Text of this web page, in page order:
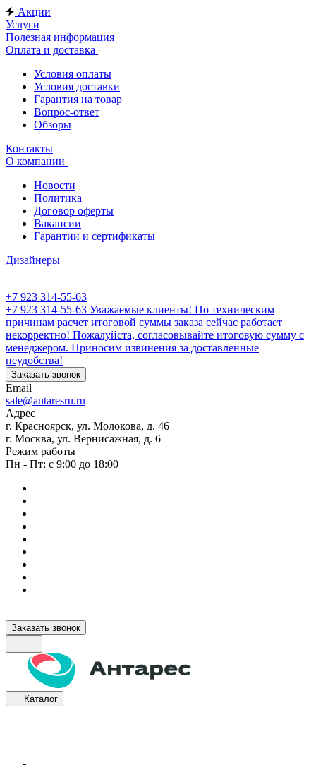
Акции
Услуги
Полезная информация
Оплата и доставка
Условия оплаты
Условия доставки
Гарантия на товар
Вопрос-ответ
Обзоры
Контакты
О компании
Новости
Политика
Договор оферты
Вакансии
Гарантии и сертификаты
Дизайнеры
+7 923 314-55-63
+7 923 314-55-63 Уважаемые клиенты! По техническим
причинам расчет итоговой суммы заказа сейчас работает
некорректно! Пожалуйста, согласовывайте итоговую сумму с
менеджером. Приносим извинения за доставленные
неудобства!
Заказать звонок
Email
sale@antaresru.ru
Адрес
г. Красноярск, ул. Молокова, д. 46
г. Москва, ул. Вернисажная, д. 6
Режим работы
Пн - Пт: с 9:00 до 18:00
Заказать звонок
Каталог